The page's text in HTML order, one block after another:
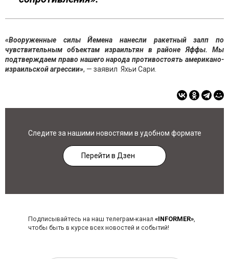
«Вооруженные силы Йемена нанесли ракетный залп по
чувствительным объектам израильтян в районе Яффы. Мы
подтверждаем право нашего народа противостоять американо-
израильской агрессии», — заявил Яхьи Сари.
Следите за нашими новостями в удобном формате
Перейти в Дзен
Подписывайтесь на наш телеграм-канал «INFORMER»,
чтобы быть в курсе всех новостей и событий!